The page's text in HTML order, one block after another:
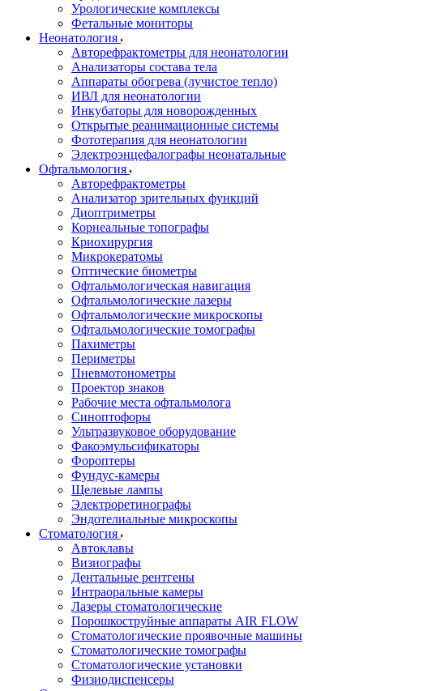
Урологические комплексы
Фетальные мониторы
Неонатология
Авторефрактометры для неонатологии
Анализаторы состава тела
Аппараты обогрева (лучистое тепло)
ИВЛ для неонатологии
Инкубаторы для новорожденных
Открытые реанимационные системы
Фототерапия для неонатологии
Электроэнцефалографы неонатальные
Офтальмология
Авторефрактометры
Анализатор зрительных функций
Диоптриметры
Корнеальные топографы
Криохирургия
Микрокератомы
Оптические биометры
Офтальмологическая навигация
Офтальмологические лазеры
Офтальмологические микроскопы
Офтальмологические томографы
Пахиметры
Периметры
Пневмотонометры
Проектор знаков
Рабочие места офтальмолога
Синоптофоры
Ультразвуковое оборудование
Факоэмульсификаторы
Фороптеры
Фундус-камеры
Щелевые лампы
Электроретинографы
Эндотелиальные микроскопы
Стоматология
Автоклавы
Визиографы
Дентальные рентгены
Интраоральные камеры
Лазеры стоматологические
Порошкоструйные аппараты AIR FLOW
Стоматологические проявочные машины
Стоматологические томографы
Стоматологические установки
Физиодиспенсеры